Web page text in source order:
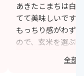
あきたこまちは白
てて美味しいです
もっちり感がわず
ので、玄米を選ぶ
が1番オススメで
更美味しく食べや
全部